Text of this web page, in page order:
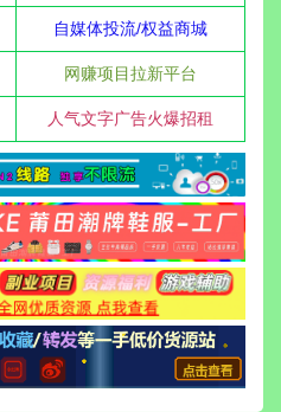
自媒体投流/权益商城
网赚项目拉新平台
人气文字广告火爆招租